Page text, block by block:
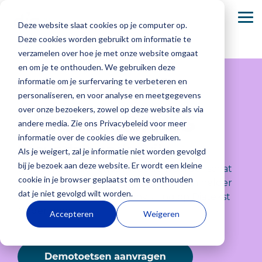
Deze website slaat cookies op je computer op.
Deze cookies worden gebruikt om informatie te
verzamelen over hoe je met onze website omgaat
en om je te onthouden. We gebruiken deze
informatie om je surfervaring te verbeteren en
personaliseren, en voor analyse en meetgegevens
over onze bezoekers, zowel op deze website als via
andere media. Zie ons Privacybeleid voor meer
informatie over de cookies die we gebruiken.
Als je weigert, zal je informatie niet worden gevolgd
bij je bezoek aan deze website. Er wordt een kleine
cookie in je browser geplaatst om te onthouden
dat je niet gevolgd wilt worden.
Accepteren Weigeren
main
Basisonderwijs
Elke dag zie
je jouw
leerlingen
groeien. Bij
Dia begrijpen
waardevol
het is om
Secundair
onderwijs
Onderwijs
draait niet
alleen om
punten,
groei van
elke leerling.
leerlingen
en
begeleiders
Ouders,
leerlingen en
we de
zekerheid
Basisonderwijs
Dia-groeiwijzer
Dia-LVS-toetsen
Diaplus: oefenmateriaal
Secundair onderwijs
Dia-groeiwijzer
Dia-LVS-toetsen
Onze Academie
Dia komt naar jou
Over ons
Wij zijn
ontwikkelaar
en uitgever
van het
adaptieve
leerlingvolgsysteem
en
Werken bij
Dia
Bij Dia
werken we
met een
enthousiast
richting
geven aan
vragen
Je vindt hier
antwoorden
op
veelgestelde
de
producten
Diawoord
Nederlands
Secundair onderwijs
Diawoord Nederlands meet de woordenschat
van een leerling. De resultaten bieden helder
inzicht en vormen een aanvulling op Diatekst
Nederlands.